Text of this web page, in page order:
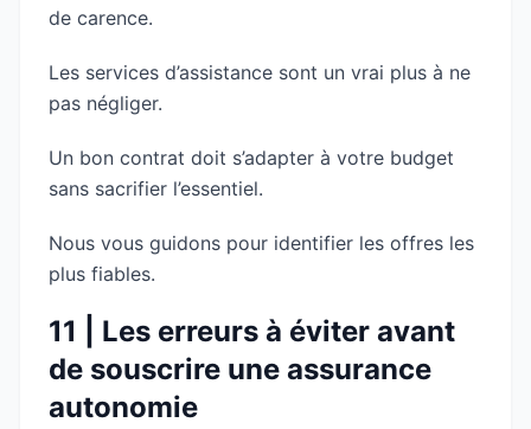
de carence.
Les services d’assistance sont un vrai plus à ne
pas négliger.
Un bon contrat doit s’adapter à votre budget
sans sacrifier l’essentiel.
Nous vous guidons pour identifier les offres les
plus fiables.
11 | Les erreurs à éviter avant
de souscrire une assurance
autonomie